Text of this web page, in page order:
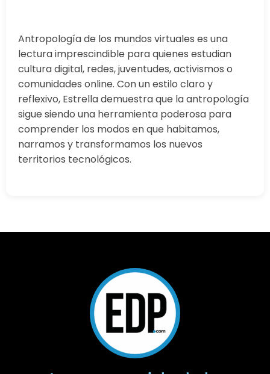
Antropología de los mundos virtuales es una
lectura imprescindible para quienes estudian
cultura digital, redes, juventudes, activismos o
comunidades online. Con un estilo claro y
reflexivo, Estrella demuestra que la antropología
sigue siendo una herramienta poderosa para
comprender los modos en que habitamos,
narramos y transformamos los nuevos
territorios tecnológicos.